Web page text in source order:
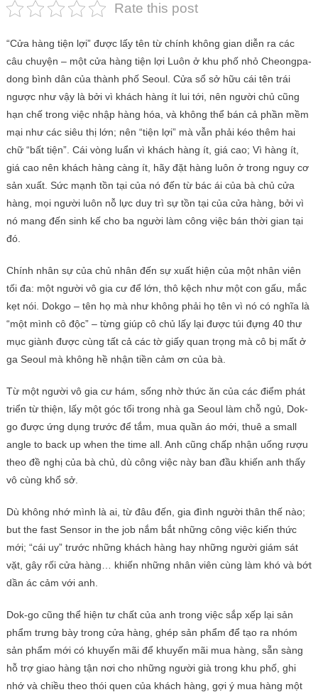
Rate this post
“Cửa hàng tiện lợi” được lấy tên từ chính không gian diễn ra các
câu chuyện – một cửa hàng tiện lợi Luôn ở khu phố nhỏ Cheongpa-
dong bình dân của thành phố Seoul. Cửa sổ sở hữu cái tên trái
ngược như vậy là bởi vì khách hàng ít lui tới, nên người chủ cũng
hạn chế trong việc nhập hàng hóa, và không thể bán cả phần mềm
mại như các siêu thị lớn; nên “tiện lợi” mà vẫn phải kéo thêm hai
chữ “bất tiện”. Cái vòng luẩn vì khách hàng ít, giá cao; Vì hàng ít,
giá cao nên khách hàng càng ít, hãy đặt hàng luôn ở trong nguy cơ
sản xuất. Sức mạnh tồn tại của nó đến từ bác ái của bà chủ cửa
hàng, mọi người luôn nỗ lực duy trì sự tồn tại của cửa hàng, bởi vì
nó mang đến sinh kế cho ba người làm công việc bán thời gian tại
đó.
Chính nhân sự của chủ nhân đến sự xuất hiện của một nhân viên
tối đa: một người vô gia cư để lớn, thô kệch như một con gấu, mắc
kẹt nói. Dokgo – tên họ mà như không phải họ tên vì nó có nghĩa là
“một mình cô độc” – từng giúp cô chủ lấy lại được túi đựng 40 thư
mục giành được cùng tất cả các tờ giấy quan trọng mà cô bị mất ở
ga Seoul mà không hề nhận tiền cảm ơn của bà.
Từ một người vô gia cư hám, sống nhờ thức ăn của các điểm phát
triển từ thiện, lấy một góc tối trong nhà ga Seoul làm chỗ ngủ, Dok-
go được ứng dụng trước để tắm, mua quần áo mới, thuê a small
angle to back up when the time all. Anh cũng chấp nhận uống rượu
theo đề nghị của bà chủ, dù công việc này ban đầu khiến anh thấy
vô cùng khổ sở.
Dù không nhớ mình là ai, từ đâu đến, gia đình người thân thế nào;
but the fast Sensor in the job nắm bắt những công việc kiến ​​thức
mới; “cái uy” trước những khách hàng hay những người giám sát
vặt, gây rối cửa hàng… khiến những nhân viên cùng làm khó và bớt
dần ác cảm với anh.
Dok-go cũng thể hiện tư chất của anh trong việc sắp xếp lại sản
phẩm trưng bày trong cửa hàng, ghép sản phẩm để tạo ra nhóm
sản phẩm mới có khuyến mãi để khuyến mãi mua hàng, sẵn sàng
hỗ trợ giao hàng tận nơi cho những người già trong khu phố, ghi
nhớ và chiều theo thói quen của khách hàng, gợi ý mua hàng một